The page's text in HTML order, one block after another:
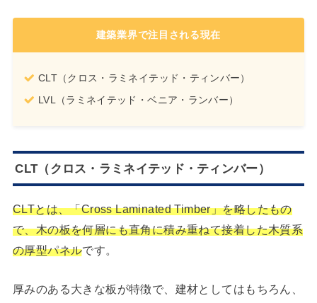
建築業界で注目される現在
CLT（クロス・ラミネイテッド・ティンバー）
LVL（ラミネイテッド・ベニア・ランバー）
CLT（クロス・ラミネイテッド・ティンバー）
CLTとは、「Cross Laminated Timber」を略したもの
で、木の板を何層にも直角に積み重ねて接着した木質系
の厚型パネルです。
厚みのある大きな板が特徴で、建材としてはもちろん、